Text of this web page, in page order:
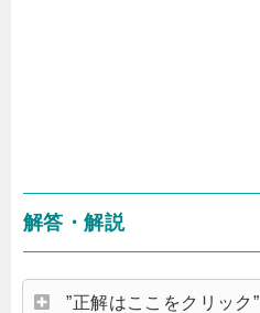
解答・解説
”正解はここをクリック”